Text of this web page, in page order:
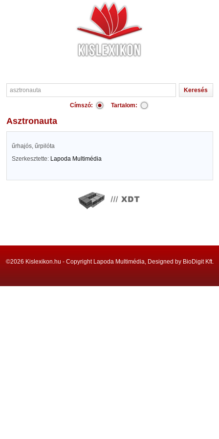
Címszó: Tartalom:
asztronauta
űrhajós, űrpilóta
Szerkesztette: Lapoda Multimédia
©2026 Kislexikon.hu - Copyright Lapoda Multimédia, Designed by BioDigit Kft.